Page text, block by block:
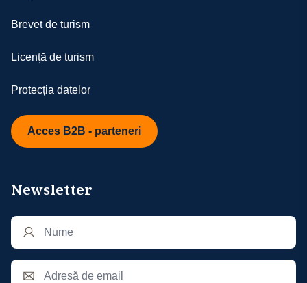
Brevet de turism
Licență de turism
Protecția datelor
Acces B2B - parteneri
Newsletter